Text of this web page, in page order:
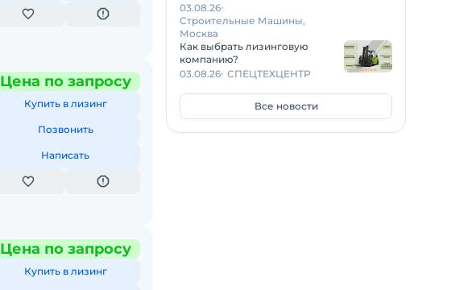
Цена по запросу
Купить в лизинг
Позвонить
Написать
Цена по запросу
Купить в лизинг
03.08.26
Строительные Машины,
Москва
Как выбрать лизинговую
компанию?
03.08.26 СПЕЦТЕХЦЕНТР
Все новости